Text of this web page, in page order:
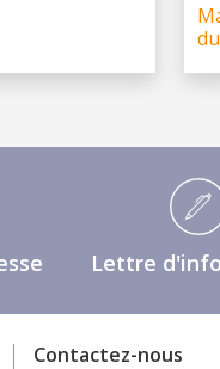
Lettre
Contactez-nous